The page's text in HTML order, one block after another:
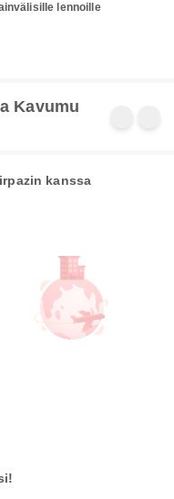
lennoille
Kavumu
kanssa